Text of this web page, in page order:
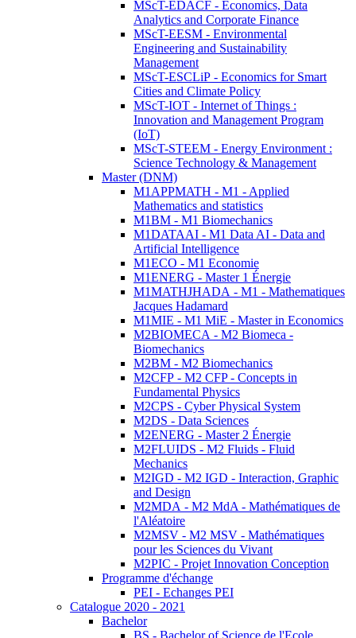
MScT-EDACF - Economics, Data
Analytics and Corporate Finance
MScT-EESM - Environmental
Engineering and Sustainability
Management
MScT-ESCLiP - Economics for Smart
Cities and Climate Policy
MScT-IOT - Internet of Things :
Innovation and Management Program
(IoT)
MScT-STEEM - Energy Environment :
Science Technology & Management
Master (DNM)
M1APPMATH - M1 - Applied
Mathematics and statistics
M1BM - M1 Biomechanics
M1DATAAI - M1 Data AI - Data and
Artificial Intelligence
M1ECO - M1 Economie
M1ENERG - Master 1 Énergie
M1MATHJHADA - M1 - Mathematiques
Jacques Hadamard
M1MIE - M1 MiE - Master in Economics
M2BIOMECA - M2 Biomeca -
Biomechanics
M2BM - M2 Biomechanics
M2CFP - M2 CFP - Concepts in
Fundamental Physics
M2CPS - Cyber Physical System
M2DS - Data Sciences
M2ENERG - Master 2 Énergie
M2FLUIDS - M2 Fluids - Fluid
Mechanics
M2IGD - M2 IGD - Interaction, Graphic
and Design
M2MDA - M2 MdA - Mathématiques de
l'Aléatoire
M2MSV - M2 MSV - Mathématiques
pour les Sciences du Vivant
M2PIC - Projet Innovation Conception
Programme d'échange
PEI - Echanges PEI
Catalogue 2020 - 2021
Bachelor
BS - Bachelor of Science de l'Ecole